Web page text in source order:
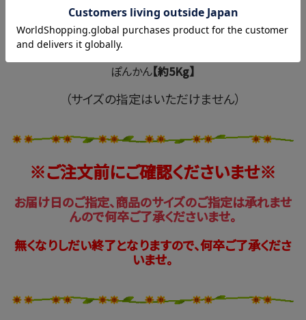
送料・税込
1,890円
ぽんかん【約5Kg】
（サイズの指定はいただけません）
※ご注文前にご確認くださいませ※
お届け日のご指定、商品のサイズのご指定は承れませ
んので何卒ご了承くださいませ。
無くなりしだい終了となりますので、何卒ご了承くださ
いませ。